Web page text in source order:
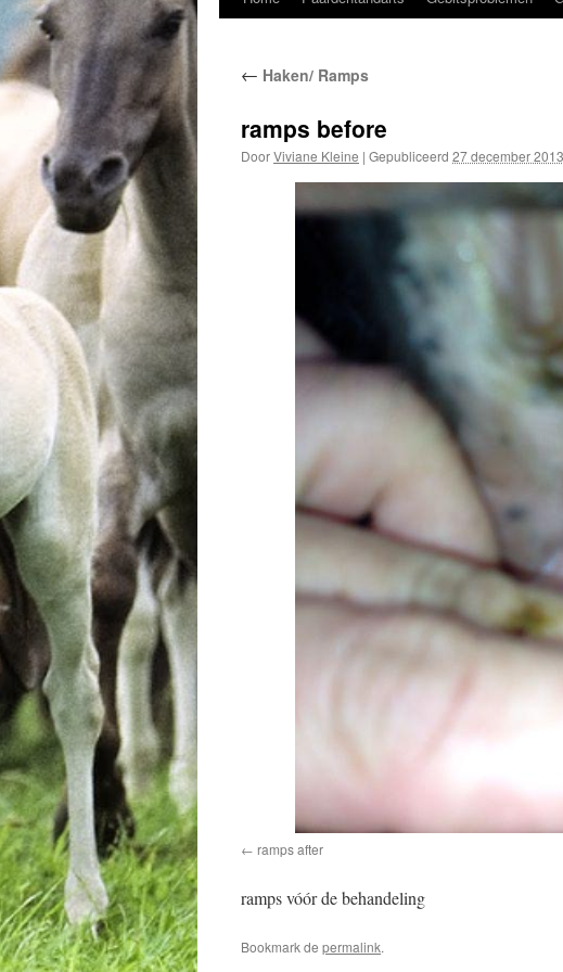
← Haken/ Ramps
ramps before
DoorViviane Kleine | Gepubliceerd 27 december 2013
ramps after
ramps vóór de behandeling
Bookmark de permalink.